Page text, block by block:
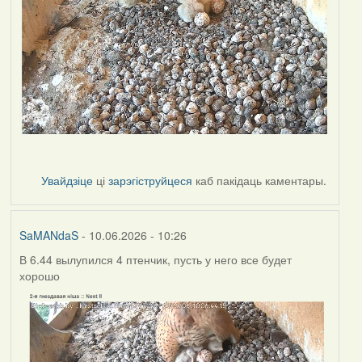
Увайдзіце цізарэгіструйцеся каб пакідаць каментары.
SaMANdaS- 10.06.2026 - 10:26
В 6.44 вылупился 4 птенчик, пусть у него все будет
хорошо